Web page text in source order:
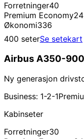
Forretninger40
Premium Economy24
Økonomi336
400 seterSe setekart
Airbus A350-900
Ny generasjon
Business: 1-2-1
Kabinseter
Forretninger30